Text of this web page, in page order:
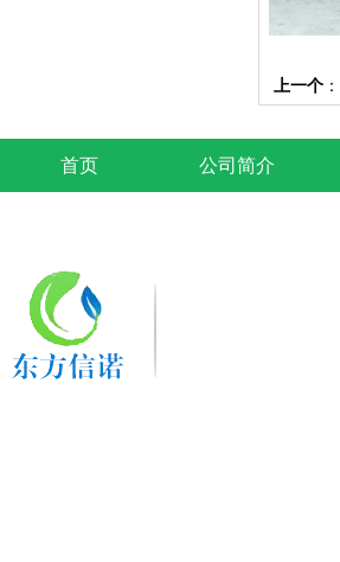
上一个 ：
首页 公司简介